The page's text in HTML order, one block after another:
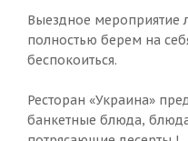
Выездное
полностью берем на
беспокоиться.
Ресторан «Украина»
банкетные блюда,